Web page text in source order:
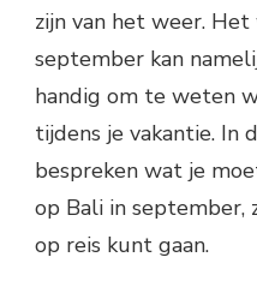
zijn van het weer.
september kan
handig om te weten
tijdens je vakantie. In
bespreken wat je
op Bali in september,
op reis kunt gaan.